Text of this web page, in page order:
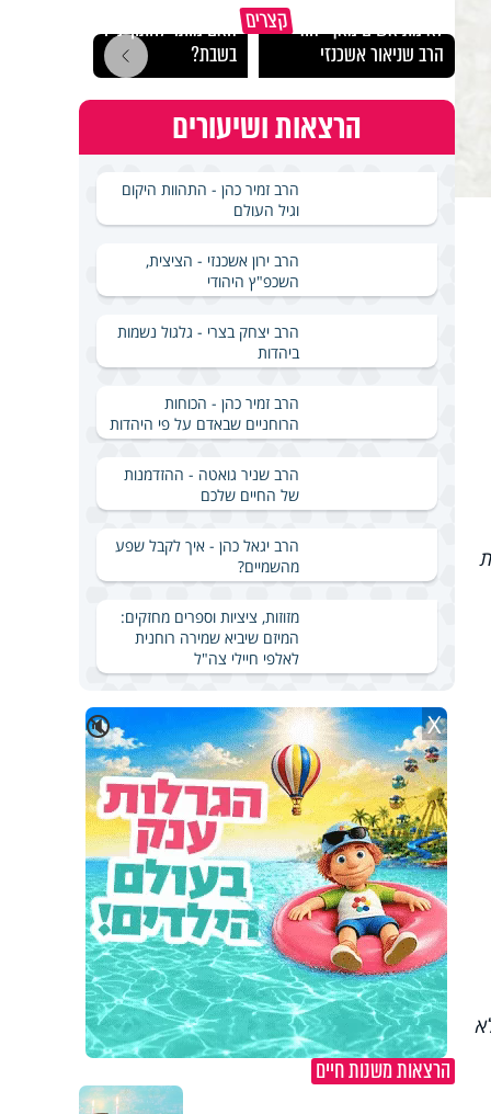
קצריםלא מתיאשים מאף יהודי -
הרב שניאור אשכנזי
האם מותר לחתוך נייר
בשבת?
הרצאות ושיעורים
הרב זמיר כהן - התהוות היקום
וגיל העולם
הרב ירון אשכנזי - הציצית,
השכפ"ץ היהודי
הרב יצחק בצרי - גלגול נשמות
ביהדות
הרב זמיר כהן - הכוחות
הרוחניים שבאדם על פי היהדות
הרב שניר גואטה - ההזדמנות
של החיים שלכם
הרב יגאל כהן - איך לקבל שפע
מהשמיים?
מזוזות, ציציות וספרים מחזקים:
המיזם שיביא שמירה רוחנית
לאלפי חיילי צה"ל
🔇 X
הרצאות משנות חיים